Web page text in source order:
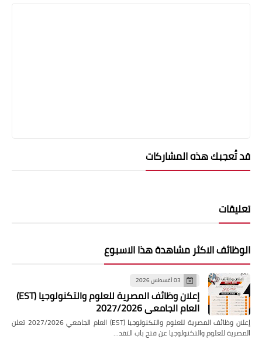
قد تُعجبك هذه المشاركات
تعليقات
الوظائف الاكثر مشاهدة هذا الاسبوع
03 أغسطس 2026
إعلان وظائف المصرية للعلوم والتكنولوجيا (EST)
العام الجامعي 2027/2026
إعلان وظائف المصرية للعلوم والتكنولوجيا (EST) العام الجامعي 2027/2026 تعلن
المصرية للعلوم والتكنولوجيا عن فتح باب التقد…